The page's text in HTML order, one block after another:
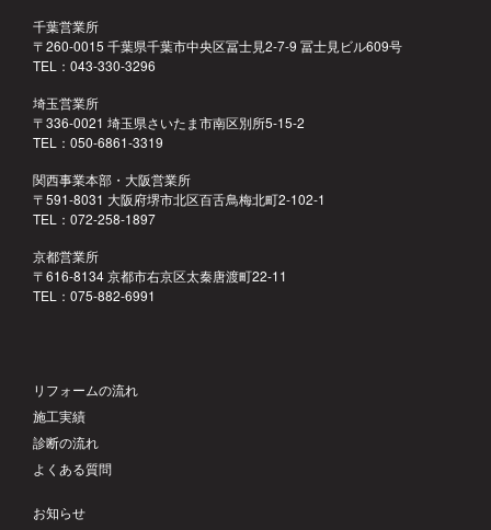
千葉営業所
〒260-0015 千葉県千葉市中央区冨士見2-7-9 冨士見ビル609号
TEL：043-330-3296
埼玉営業所
〒336-0021 埼玉県さいたま市南区別所5-15-2
TEL：050-6861-3319
関西事業本部・大阪営業所
〒591-8031 大阪府堺市北区百舌鳥梅北町2-102-1
TEL：072-258-1897
京都営業所
〒616-8134 京都市右京区太秦唐渡町22-11
TEL：075-882-6991
リフォームの流れ
施工実績
診断の流れ
よくある質問
お知らせ